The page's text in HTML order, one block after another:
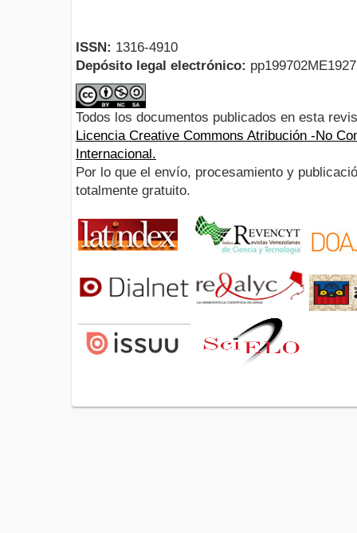
ISSN: 1316-4910
Depósito legal electrónico:
Todos los documentos publicados en esta
Licencia Creative Commons Atribución -No
Internacional.
Por lo que el envío, procesamiento y
totalmente gratuito.